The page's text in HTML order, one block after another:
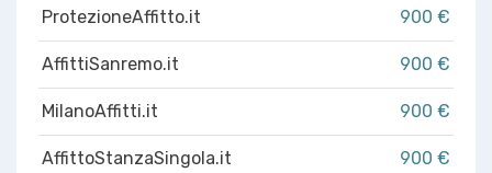
ProtezioneAffitto.it 900 €
AffittiSanremo.it 900 €
MilanoAffitti.it 900 €
AffittoStanzaSingola.it 900 €